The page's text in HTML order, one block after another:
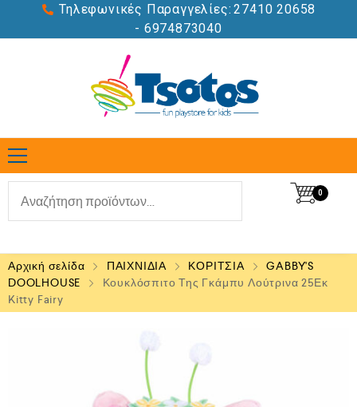
Τηλεφωνικές Παραγγελίες: 27410 20658
- 6974873040
0
Αρχική σελίδα ΠΑΙΧΝΙΔΙΑ ΚΟΡΙΤΣΙΑ
GABBY'S
DOOLHOUSE
Κουκλόσπιτο Της Γκάμπυ Λούτρινα 25Εκ
Kitty Fairy